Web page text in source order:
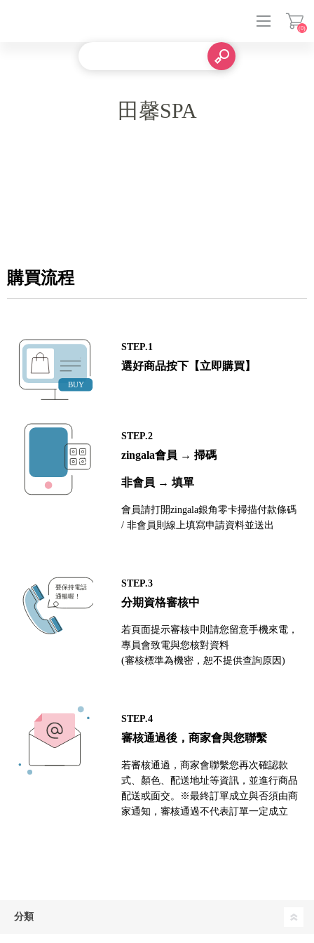
(0)
田馨SPA
購買流程
STEP.1
選好商品按下【立即購買】
STEP.2
zingala會員 → 掃碼
非會員 → 填單
會員請打開zingala銀角零卡掃描付款條碼
/ 非會員則線上填寫申請資料並送出
STEP.3
分期資格審核中
若頁面提示審核中則請您留意手機來電，
專員會致電與您核對資料
(審核標準為機密，恕不提供查詢原因)
STEP.4
審核通過後，商家會與您聯繫
若審核通過，商家會聯繫您再次確認款
式、顏色、配送地址等資訊，並進行商品
配送或面交。※最終訂單成立與否須由商
家通知，審核通過不代表訂單一定成立
分類